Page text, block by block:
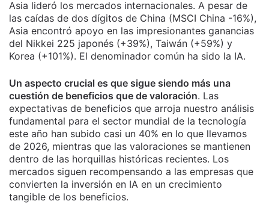
Asia lideró los mercados internacionales. A pesar de
las caídas de dos dígitos de China (MSCI China -16%),
Asia encontró apoyo en las impresionantes ganancias
del Nikkei 225 japonés (+39%), Taiwán (+59%) y
Korea (+101%). El denominador común ha sido la IA.
Un aspecto crucial es que sigue siendo más una
cuestión de beneficios que de valoración. Las
expectativas de beneficios que arroja nuestro análisis
fundamental para el sector mundial de la tecnología
este año han subido casi un 40% en lo que llevamos
de 2026, mientras que las valoraciones se mantienen
dentro de las horquillas históricas recientes. Los
mercados siguen recompensando a las empresas que
convierten la inversión en IA en un crecimiento
tangible de los beneficios.